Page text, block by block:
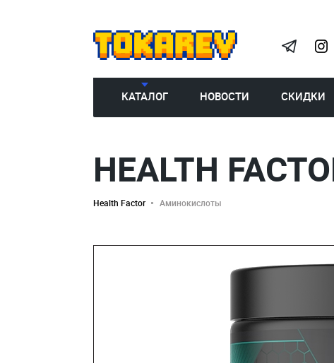
КАТАЛОГ НОВОСТИ СКИДКИ
HEALTH
Health Factor Аминокислоты